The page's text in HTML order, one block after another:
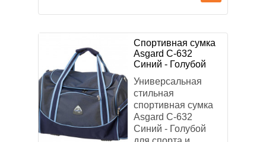
Спортивная сумка
Asgard С-632
Синий - Голубой
Универсальная
стильная
спортивная сумка
Asgard С-632
Синий - Голубой